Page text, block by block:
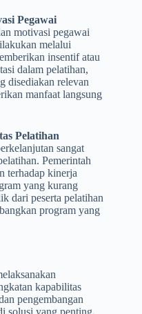
Pegawai
motivasi pegawai
melalui
insentif atau
dalam pelatihan,
disediakan relevan
manfaat langsung
Pelatihan
sangat
Pemerintah
terhadap kinerja
yang kurang
dari peserta pelatihan
program yang
kapabilitas
pengembangan
solusi yang penting.